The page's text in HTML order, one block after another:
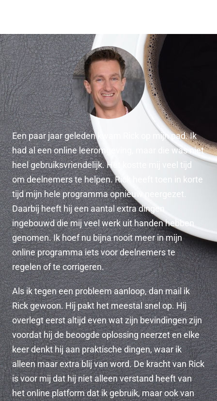
Een paar jaar geleden kwam Rick op mijn pad. Ik
had al een online leeromgeving, maar die was niet
heel gebruiksvriendelijk. Het kostte mij veel tijd
om deelnemers te helpen. Rick heeft toen in korte
tijd mijn hele programma opnieuw neergezet.
Daarbij heeft hij een aantal extra dingen
ingebouwd die mij veel werk uit handen hebben
genomen. Ik hoef nu bijna nooit meer in mijn
online programma iets voor deelnemers te
regelen of te corrigeren.
Als ik tegen een probleem aanloop, dan mail ik
Rick gewoon. Hij pakt het meestal snel op. Hij
overlegt eerst altijd even wat zijn bevindingen zijn
voordat hij de beoogde oplossing neerzet en elke
keer denkt hij aan praktische dingen, waar ik
alleen maar extra blij van word. De kracht van Rick
is voor mij dat hij niet alleen verstand heeft van
het online platform dat ik gebruik, maar ook van